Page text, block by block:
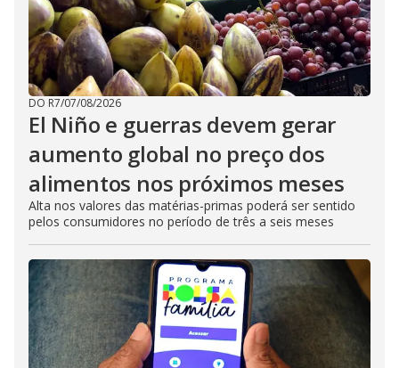
DO R7/07/08/2026
El Niño e guerras devem gerar
aumento global no preço dos
alimentos nos próximos meses
Alta nos valores das matérias-primas poderá ser sentido
pelos consumidores no período de três a seis meses